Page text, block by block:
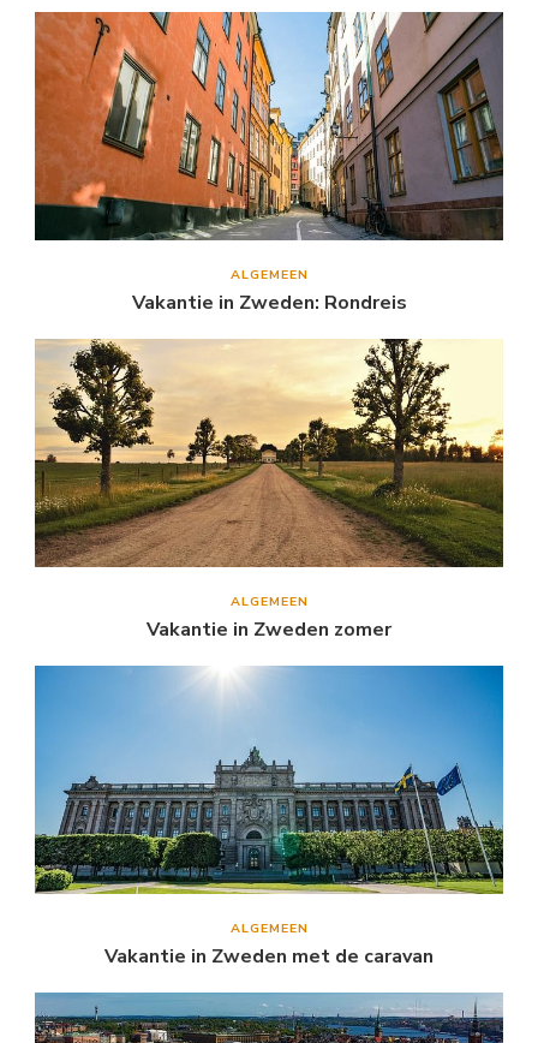
ALGEMEEN
Vakantie in Zweden: Rondreis
ALGEMEEN
Vakantie in Zweden zomer
ALGEMEEN
Vakantie in Zweden met de caravan